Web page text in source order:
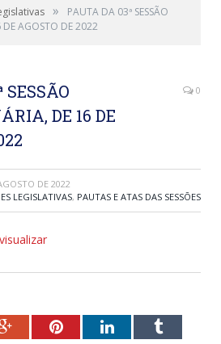
»
PAUTA DA 03ª SESSÃO
DE AGOSTO DE 2022
SESSÃO
DE 16 DE
0
DE 2022
LEGISLATIVAS, PAUTAS E ATAS DAS SESSÕES
Google+PinterestLinkedInTumblr